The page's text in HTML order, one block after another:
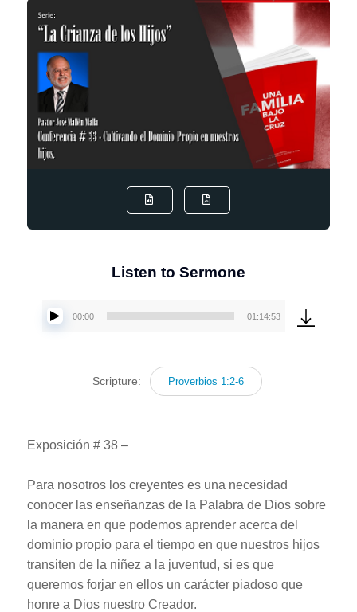
Listen to Sermone
Reproductor
audio
00:00 01:14:53
Scripture: Proverbios 1:2-6
Exposición # 38 –
Para nosotros los creyentes es una necesidad
conocer las enseñanzas de la Palabra de Dios sobre
la manera en que podemos aprender acerca del
dominio propio para el tiempo en que nuestros hijos
transiten de la niñez a la juventud, si es que
queremos forjar en ellos un carácter piadoso que
honre a Dios nuestro Creador.